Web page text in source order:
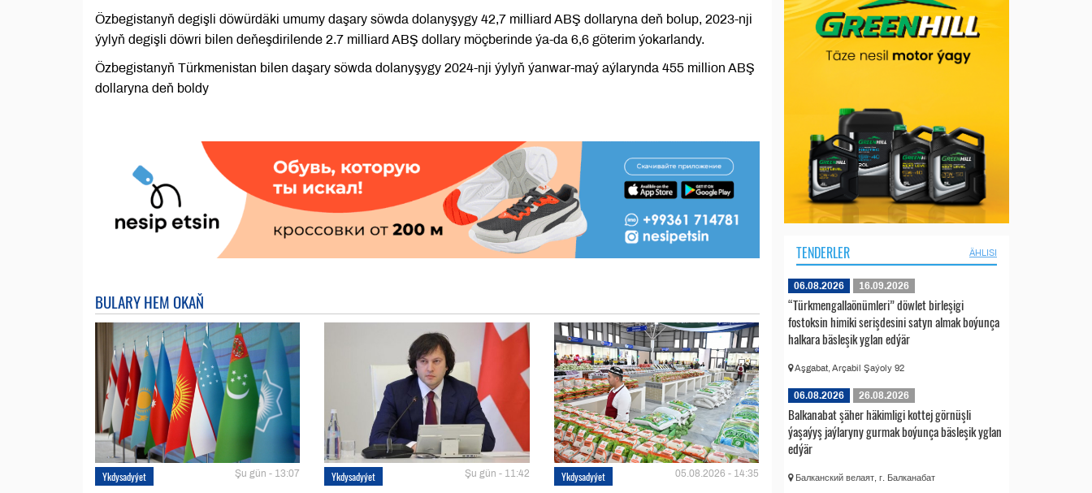
Özbegistanyň degişli döwürdäki umumy daşary söwda dolanyşygy 42,7 milliard ABŞ dollaryna deň bolup, 2023-nji
ýylyň degişli döwri bilen deňeşdirilende 2.7 milliard ABŞ dollary möçberinde ýa-da 6,6 göterim ýokarlandy.
Özbegistanyň Türkmenistan bilen daşary söwda dolanyşygy 2024-nji ýylyň ýanwar-maý aýlarynda 455 million ABŞ
dollaryna deň boldy
BULARY HEM OKAŇ
Ykdysadyýet Şu gün - 13:07 Ykdysadyýet Şu gün - 11:42 Ykdysadyýet 05.08.2026 - 14:35
TENDERLER ÄHLISI
06.08.2026 16.09.2026
“Türkmengallaönümleri” döwlet birleşigi
fostoksin himiki serişdesini satyn almak boýunça
halkara bäsleşik yglan edýär
Aşgabat, Arçabil Şaýoly 92
06.08.2026 26.08.2026
Balkanabat şäher häkimligi kottej görnüşli
ýaşaýyş jaýlaryny gurmak boýunça bäsleşik yglan
edýär
Балканский велаят, г. Балканабат